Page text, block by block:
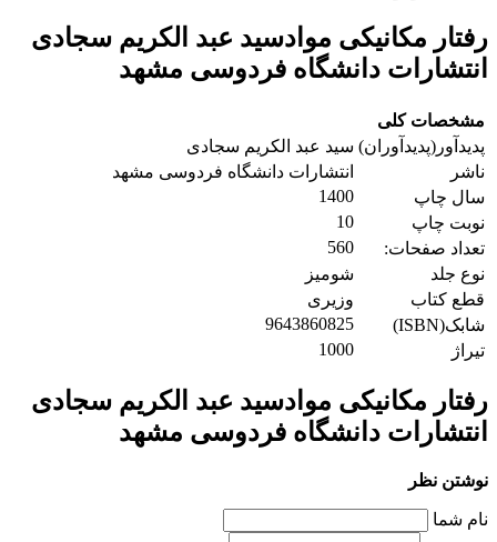
رفتار مکانیکی موادسید عبد الکریم سجادی
انتشارات دانشگاه فردوسی مشهد
مشخصات کلی
پدیدآور(پدیدآوران) سید عبد الکریم سجادی
ناشر
انتشارات دانشگاه فردوسی مشهد
سال چاپ
1400
نوبت چاپ
10
تعداد صفحات:
560
نوع جلد
شومیز
قطع کتاب
وزیری
شابک(ISBN)
9643860825
تیراژ
1000
رفتار مکانیکی موادسید عبد الکریم سجادی
انتشارات دانشگاه فردوسی مشهد
نوشتن نظر
نام شما